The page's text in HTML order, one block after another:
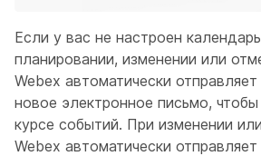
Если у вас не настроен
планировании, изменении или
Webex автоматически
новое электронное письмо,
курсе событий. При изменении
Webex автоматически